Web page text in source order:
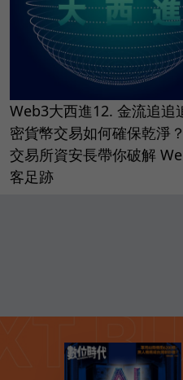
Web3大西進12. 金流追追
密貨幣交易如何確保乾淨
交易所資安長帶你破解
客足跡